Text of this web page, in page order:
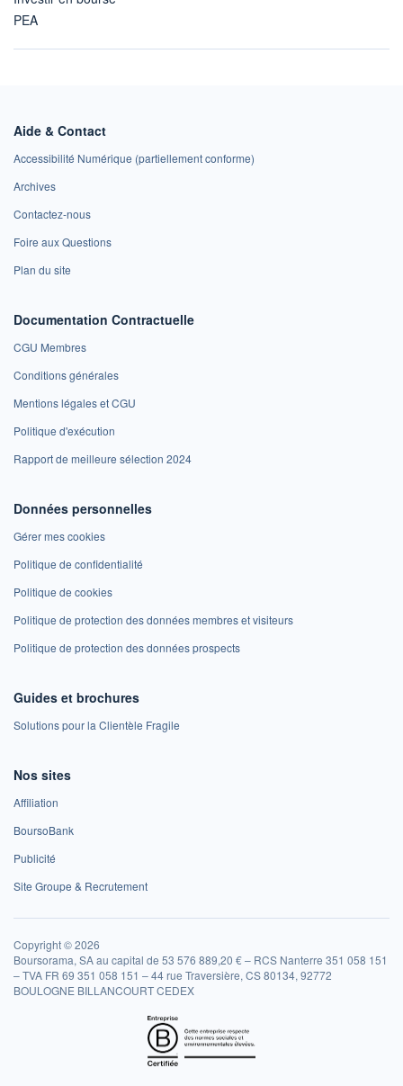
PEA
Aide & Contact
Accessibilité Numérique (partiellement conforme)
Archives
Contactez-nous
Foire aux Questions
Plan du site
Documentation Contractuelle
CGU Membres
Conditions générales
Mentions légales et CGU
Politique d'exécution
Rapport de meilleure sélection 2024
Données personnelles
Gérer mes cookies
Politique de confidentialité
Politique de cookies
Politique de protection des données membres et visiteurs
Politique de protection des données prospects
Guides et brochures
Solutions pour la Clientèle Fragile
Nos sites
Affiliation
BoursoBank
Publicité
Site Groupe & Recrutement
Copyright © 2026
Boursorama, SA au capital de 53 576 889,20 € – RCS Nanterre 351 058 151
– TVA FR 69 351 058 151 – 44 rue Traversière, CS 80134, 92772
BOULOGNE BILLANCOURT CEDEX